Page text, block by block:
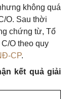
không quá
O. Sau thời
chứng từ, Tổ
O theo quy
CP.
kết quả giải